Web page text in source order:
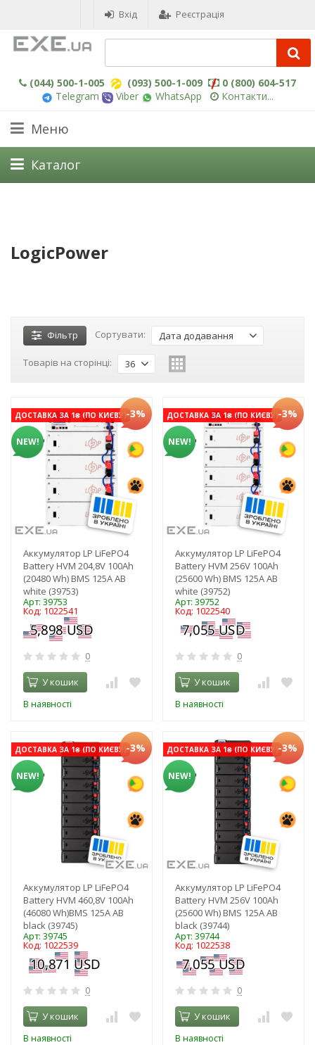
Вхід Реєстрація
(044) 500-1-005 (093) 500-1-009
0 (800) 604-517
Telegram
Viber WhatsApp Контакти...
Меню
Каталог
LogicPower
Фільтр Сортувати: Дата додавання
Товарів на сторінці: 36
ДОСТАВКА ЗА 1₴ (ПО КИЄВУ)
NEW!
-3%
Аккумулятор LP LiFePO4
Battery HVM 204,8V 100Ah
(20480 Wh) BMS 125А AB
white (39753)
Арт: 39753
Код: 1022541
0
У кошик
В наявності
ДОСТАВКА ЗА 1₴ (ПО КИЄВУ)
NEW!
-3%
Аккумулятор LP LiFePO4
Battery HVM 256V 100Ah
(25600 Wh) BMS 125А AB
white (39752)
Арт: 39752
Код: 1022540
0
У кошик
В наявності
ДОСТАВКА ЗА 1₴ (ПО КИЄВУ)
NEW!
-3%
Аккумулятор LP LiFePO4
Battery HVM 460,8V 100Ah
(46080 Wh)BMS 125А AB
black (39745)
Арт: 39745
Код: 1022539
0
У кошик
В наявності
ДОСТАВКА ЗА 1₴ (ПО КИЄВУ)
NEW!
-3%
Аккумулятор LP LiFePO4
Battery HVM 256V 100Ah
(25600 Wh) BMS 125А AB
black (39744)
Арт: 39744
Код: 1022538
0
У кошик
В наявності